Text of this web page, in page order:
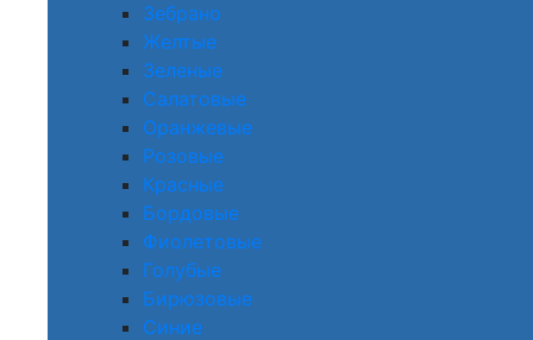
Зебрано
Желтые
Зеленые
Салатовые
Оранжевые
Розовые
Красные
Бордовые
Фиолетовые
Голубые
Бирюзовые
Синие